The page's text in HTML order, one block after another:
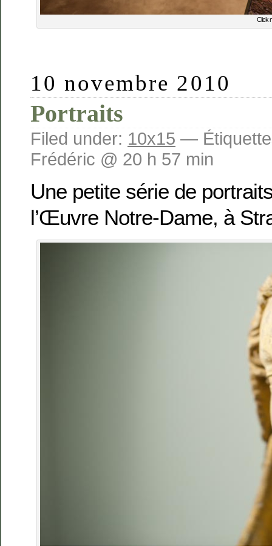
Click
10 novembre 2010
Portraits
Filed under: 10x15 —
Frédéric @ 20 h 57 min
Une petite série de
l’Œuvre Notre-Dame, à